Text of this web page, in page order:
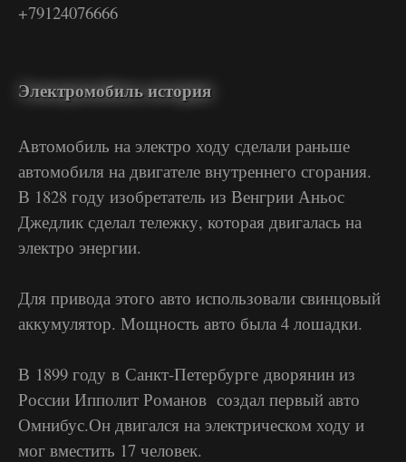
+79124076666
Электромобиль история
Автомобиль на электро ходу сделали раньше
автомобиля на двигателе внутреннего сгорания.
В 1828 году изобретатель из Венгрии Аньос
Джедлик сделал тележку, которая двигалась на
электро энергии.
Для привода этого авто использовали свинцовый
аккумулятор. Мощность авто была 4 лошадки.
В 1899 году в Санкт-Петербурге дворянин из
России Ипполит Романов создал первый авто
Омнибус.Он двигался на электрическом ходу и
мог вместить 17 человек.